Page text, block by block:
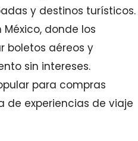
y destinos turísticos.
donde los
boletos aéreos y
sin intereses.
para compras
de experiencias de viaje